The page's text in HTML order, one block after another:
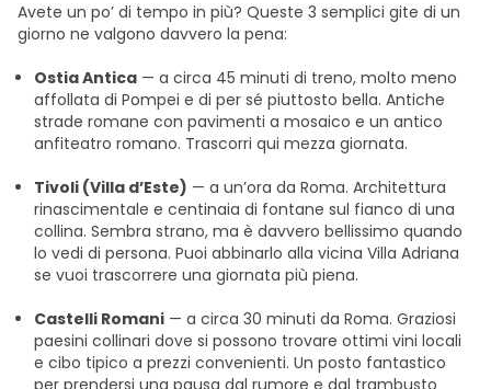
Avete un po’ di tempo in più? Queste 3 semplici gite di un
giorno ne valgono davvero la pena:
Ostia Antica — a circa 45 minuti di treno, molto meno
affollata di Pompei e di per sé piuttosto bella. Antiche
strade romane con pavimenti a mosaico e un antico
anfiteatro romano. Trascorri qui mezza giornata.
Tivoli (Villa d’Este) — a un’ora da Roma. Architettura
rinascimentale e centinaia di fontane sul fianco di una
collina. Sembra strano, ma è davvero bellissimo quando
lo vedi di persona. Puoi abbinarlo alla vicina Villa Adriana
se vuoi trascorrere una giornata più piena.
Castelli Romani — a circa 30 minuti da Roma. Graziosi
paesini collinari dove si possono trovare ottimi vini locali
e cibo tipico a prezzi convenienti. Un posto fantastico
per prendersi una pausa dal rumore e dal trambusto